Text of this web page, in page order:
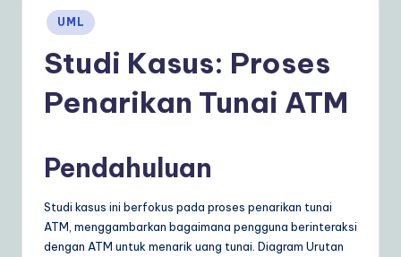
In
d
o
Posted
in
UML
Studi Kasus: Proses
Penarikan Tunai ATM
Pendahuluan
Studi kasus ini berfokus pada proses penarikan tunai
ATM, menggambarkan bagaimana pengguna berinteraksi
dengan ATM untuk menarik uang tunai. Diagram Urutan